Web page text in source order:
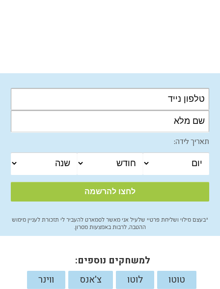
תאריך לידה:
*בעצם מילוי ושליחת פרטיי שלעיל אני מאשר לסמארט להעביר לי תזכורת לעניין מימוש
ההטבה, לרבות באמצעות מסרון.
למשחקים נוספים:
טוטו
לוטו צ'אנס ווינר